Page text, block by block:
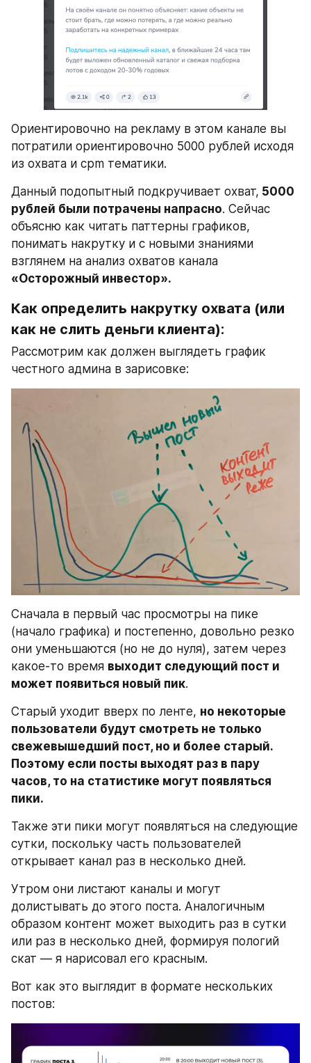
Ориентировочно на рекламу в этом канале вы
потратили ориентировочно 5000 рублей исходя
из охвата и cpm тематики.
Данный подопытный подкручивает охват, 5000
рублей были потрачены напрасно. Сейчас
объясню как читать паттерны графиков,
понимать накрутку и с новыми знаниями
«Осторожный инвестор».
Как определить накрутку охвата (или
как не слить деньги клиента):
Рассмотрим как должен выглядеть график
честного админа в зарисовке:
Сначала в первый час просмотры на пике
(начало графика) и постепенно, довольно резко
они уменьшаются (но не до нуля), затем через
какое-то время выходит следующий пост и
может появиться новый пик.
Старый уходит вверх по ленте, но некоторые
пользователи будут смотреть не только
свежевышедший пост, но и более старый.
Поэтому если посты выходят раз в пару
часов, то на статистике могут появляться
пики.
Также эти пики могут появляться на следующие
сутки, поскольку часть пользователей
открывает канал раз в несколько дней.
Утром они листают каналы и могут
долистывать до этого поста. Аналогичным
образом контент может выходить раз в сутки
или раз в несколько дней, формируя пологий
скат — я нарисовал его красным.
Вот как это выглядит в формате нескольких
постов: